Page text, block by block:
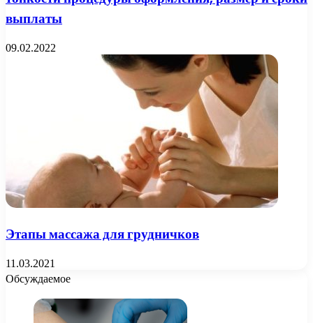
выплаты
09.02.2022
Этапы массажа для грудничков
11.03.2021
Обсуждаемое